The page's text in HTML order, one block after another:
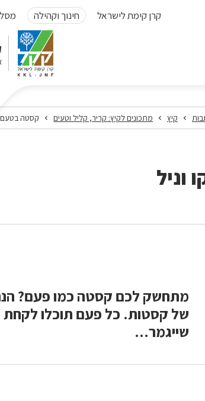
קרן קימת לישראל חינוך וקהילה
קיץ מתכונים לקיץ: קריר, קליל וטעים קסטה בטעם
וניל
מתחשק לכם קסטה כמו פעם?
של קסטות. כל פעם תוכלו
שייגמר...